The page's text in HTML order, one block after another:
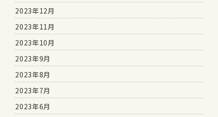
2023年12月
2023年11月
2023年10月
2023年9月
2023年8月
2023年7月
2023年6月